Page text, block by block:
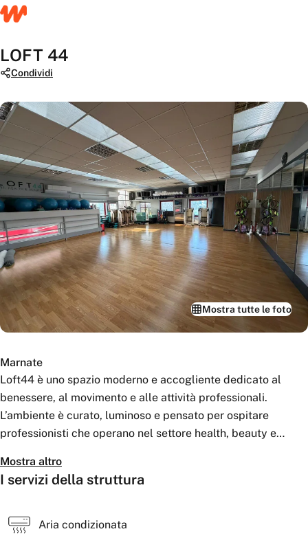
LOFT 44
Condividi
Mostra tutte le foto
Marnate
Loft44 è uno spazio moderno e accogliente dedicato al
benessere, al movimento e alle attività professionali.
L’ambiente è curato, luminoso e pensato per ospitare
professionisti che operano nel settore health, beauty e
All’interno della struttura sono disponibili 6 cabine private in
massoterapisti, estetiste, nutrizionisti e altri operatori del
Mostra altro
I servizi della struttura
Aria condizionata